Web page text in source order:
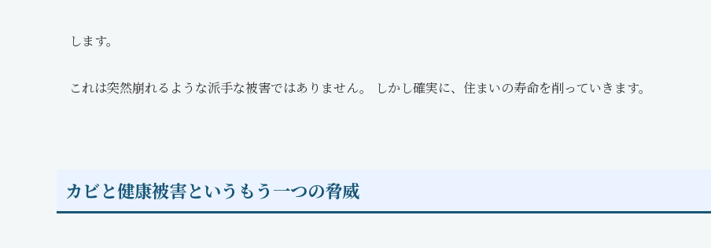
します。
これは突然崩れるような派手な被害ではありません。 しかし確実に、住まいの寿命を削っていきます。
カビと健康被害というもう一つの脅威